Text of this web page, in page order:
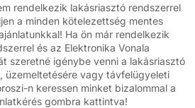
rendelkezik lakásriasztó rendszerrel
a minden kötelezettség mentes
Ha ön már rendelkezik
és az Elektronika Vonala
szeretné igénybe venni a lakásriasztó
üzemeltetésére vagy távfelügyeleti
n keressen minket bizalommal a
gombra kattintva!